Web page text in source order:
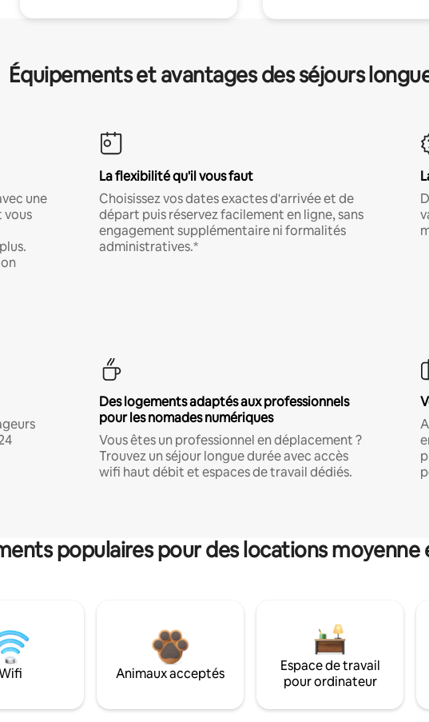
Équipements et avantages des séjours
une
vous
La flexibilité qu'il vous faut
Choisissez vos dates exactes d'arrivée et de
départ puis réservez facilement en ligne, sans
engagement supplémentaire ni formalités
administratives.*
Des logements adaptés aux professionnels
pour les nomades numériques
Vous êtes un professionnel en déplacement ?
Trouvez un séjour longue durée avec accès
wifi haut débit et espaces de travail dédiés.
populaires pour des locations
Animaux acceptés
Espace de travail
pour ordinateur